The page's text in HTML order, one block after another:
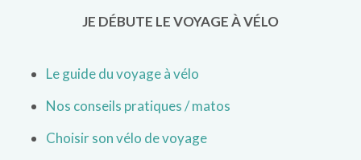
JE DÉBUTE LE VOYAGE À VÉLO
Le guide du voyage à vélo
Nos conseils pratiques / matos
Choisir son vélo de voyage